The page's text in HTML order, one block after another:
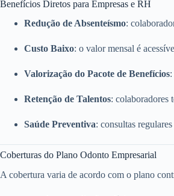
Benefícios Diretos para Empresas e RH
Redução de Absenteísmo:
Custo Baixo: o valor mensal é
Valorização do Pacote de Benefícios
Retenção de Talentos: colaboradores
Saúde Preventiva: consultas
Coberturas do Plano Odonto Empresarial
A cobertura varia de acordo com o plano